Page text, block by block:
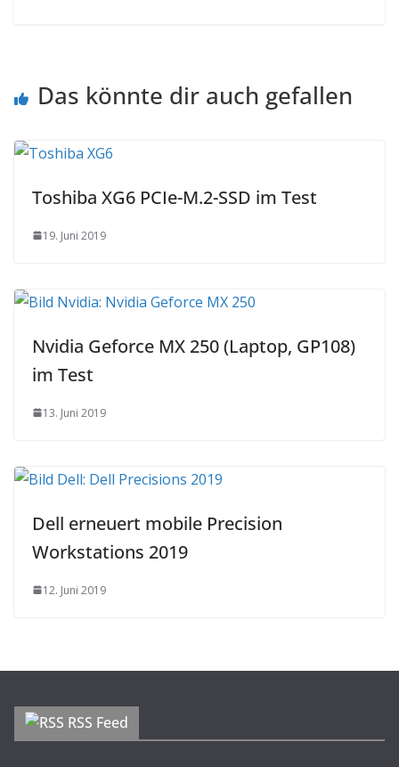
Das könnte dir auch gefallen
Toshiba XG6 PCIe-M.2-SSD im Test
19. Juni 2019
Nvidia Geforce MX 250 (Laptop, GP108)
im Test
13. Juni 2019
Dell erneuert mobile Precision
Workstations 2019
12. Juni 2019
RSS Feed